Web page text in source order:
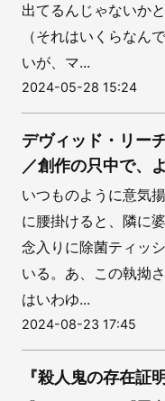
出てるんじゃないか
（それはいくらなん
いが、マ...
2024-05-28 15:24
デヴィッド・リー
／創作の只中で、
いつものように意気
に腰掛けると、隣に
念入りに除菌ティッ
いる。あ、この執拗
はいわゆ...
2024-08-23 17:45
『殺人鬼の存在証